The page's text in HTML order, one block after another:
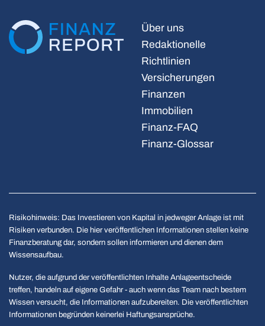
Über uns
Redaktionelle
Richtlinien
Versicherungen
Finanzen
Immobilien
Finanz-FAQ
Finanz-Glossar
Risikohinweis: Das Investieren von Kapital in jedweger Anlage ist mit
Risiken verbunden. Die hier veröffentlichen Informationen stellen keine
Finanzberatung dar, sondern sollen informieren und dienen dem
Wissensaufbau.
Nutzer, die aufgrund der veröffentlichten Inhalte Anlageentscheide
treffen, handeln auf eigene Gefahr - auch wenn das Team nach bestem
Wissen versucht, die Informationen aufzubereiten. Die veröffentlichten
Informationen begründen keinerlei Haftungsansprüche.